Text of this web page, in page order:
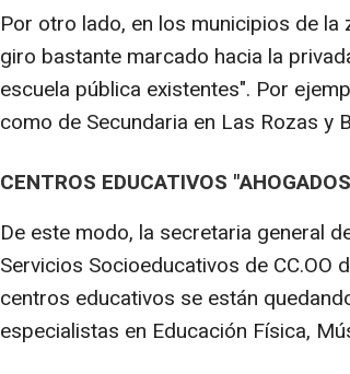
Por otro lado, en los municipios de
giro bastante marcado hacia la
escuela pública existentes". Por
como de Secundaria en Las Rozas y
CENTROS EDUCATIVOS
De este modo, la secretaria general
Servicios Socioeducativos de
centros educativos se están
especialistas en Educación Física,